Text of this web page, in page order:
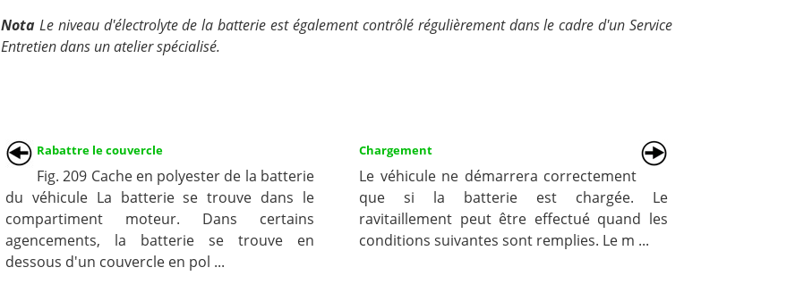
Nota Le niveau d'électrolyte de la batterie est également contrôlé régulièrement dans le cadre d'un Service
Entretien dans un atelier spécialisé.
Rabattre le couvercle
Fig. 209 Cache en polyester de la batterie
du véhicule La batterie se trouve dans le
compartiment moteur. Dans certains
agencements, la batterie se trouve en
dessous d'un couvercle en pol ...
Chargement
Le véhicule ne démarrera correctement
que si la batterie est chargée. Le
ravitaillement peut être effectué quand les
conditions suivantes sont remplies. Le m ...